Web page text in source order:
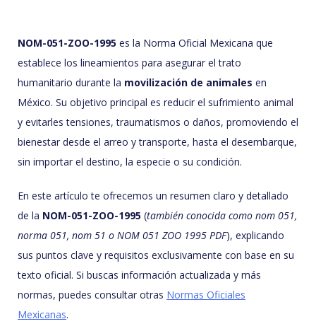
NOM-051-ZOO-1995 es la Norma Oficial Mexicana que
establece los lineamientos para asegurar el trato
humanitario durante la movilización de animales en
México. Su objetivo principal es reducir el sufrimiento animal
y evitarles tensiones, traumatismos o daños, promoviendo el
bienestar desde el arreo y transporte, hasta el desembarque,
sin importar el destino, la especie o su condición.
En este artículo te ofrecemos un resumen claro y detallado
de la NOM-051-ZOO-1995 (también conocida como nom 051,
norma 051, nom 51 o NOM 051 ZOO 1995 PDF), explicando
sus puntos clave y requisitos exclusivamente con base en su
texto oficial. Si buscas información actualizada y más
normas, puedes consultar otras Normas Oficiales
Mexicanas.